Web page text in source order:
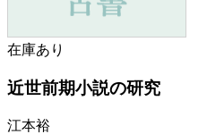
在庫あり
近世前期小説の研究
江本裕